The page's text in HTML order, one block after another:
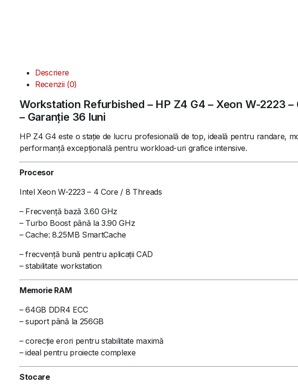
Descriere
Recenzii (0)
Workstation Refurbished – HP Z4 G4 – Xeon W-2223 –
– Garanție 36 luni
HP Z4 G4 este o stație de lucru profesională de top, ideală pentru randare,
performanță excepțională pentru workload-uri grafice intensive.
Procesor
Intel Xeon W-2223 – 4 Core / 8 Threads
– Frecvență bază 3.60 GHz
– Turbo Boost până la 3.90 GHz
– Cache: 8.25MB SmartCache
– frecvență bună pentru aplicații CAD
– stabilitate workstation
Memorie RAM
– 64GB DDR4 ECC
– suport până la 256GB
– corecție erori pentru stabilitate maximă
– ideal pentru proiecte complexe
Stocare